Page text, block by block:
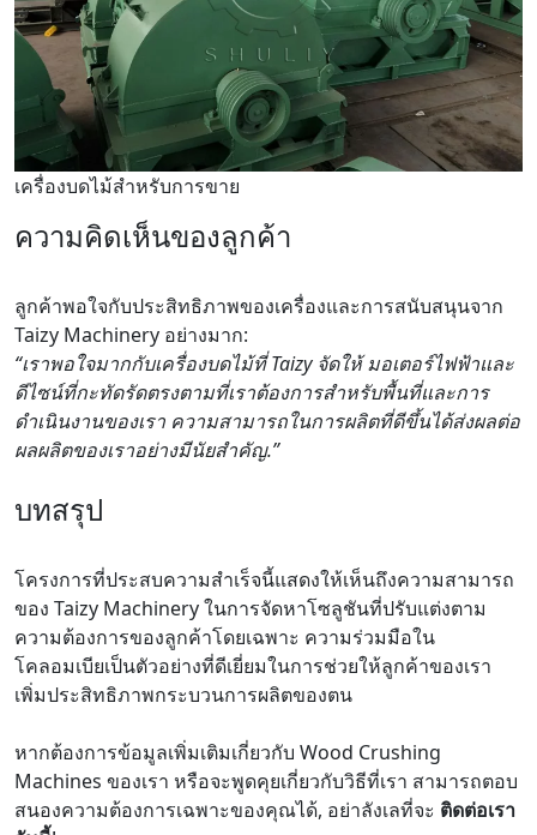
เครื่องบดไม้สำหรับการขาย
ความคิดเห็นของลูกค้า
ลูกค้าพอใจกับประสิทธิภาพของเครื่องและการสนับสนุนจาก
Taizy Machinery อย่างมาก:
“เราพอใจมากกับเครื่องบดไม้ที่ Taizy จัดให้ มอเตอร์ไฟฟ้าและ
ดีไซน์ที่กะทัดรัดตรงตามที่เราต้องการสำหรับพื้นที่และการ
ดำเนินงานของเรา ความสามารถในการผลิตที่ดีขึ้นได้ส่งผลต่อ
ผลผลิตของเราอย่างมีนัยสำคัญ.”
บทสรุป
โครงการที่ประสบความสำเร็จนี้แสดงให้เห็นถึงความสามารถ
ของ Taizy Machinery ในการจัดหาโซลูชันที่ปรับแต่งตาม
ความต้องการของลูกค้าโดยเฉพาะ ความร่วมมือใน
โคลอมเบียเป็นตัวอย่างที่ดีเยี่ยมในการช่วยให้ลูกค้าของเรา
เพิ่มประสิทธิภาพกระบวนการผลิตของตน
หากต้องการข้อมูลเพิ่มเติมเกี่ยวกับ Wood Crushing
Machines ของเรา หรือจะพูดคุยเกี่ยวกับวิธีที่เรา สามารถตอบ
สนองความต้องการเฉพาะของคุณได้, อย่าลังเลที่จะ ติดต่อเรา